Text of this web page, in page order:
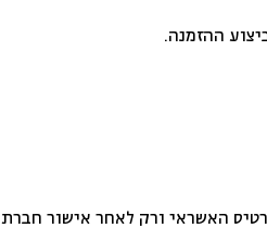
ההזמנה.
האשראי ורק לאחר אישור חברת